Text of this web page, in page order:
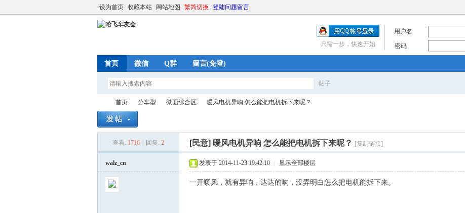
设为首页 收藏本站 网站地图 繁简切换 登陆问题留言
用户名
密码
只需一步，快速开始
首页 微信 Q群 留言(免登)
帖子
索
首页
›
分车型
›
微面综合区
›
暖风电机异响 怎么能把电机拆下来呢？
查看: 1716 回复: 2 [民意] 暖风电机异响 怎么能把电机拆下来呢？ [复制链接]
walz_cn 发表于 2014-11-23 19:42:10 显示全部楼层
一开暖风，就有异响，达达的响，没弄明白怎么把电机能拆下来。